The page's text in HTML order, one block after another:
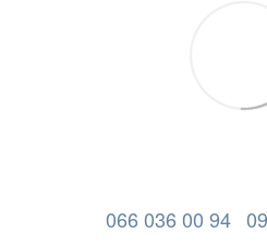
066 036 00 94